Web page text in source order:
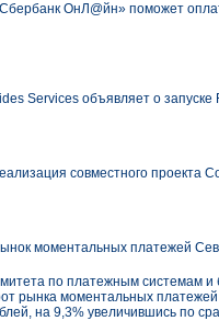
ОнЛ@йн» поможет
Services объявляет о
совместного проекта
моментальных платежей
по платежным системам и
рынка моментальных
на 9,3% увеличившись по